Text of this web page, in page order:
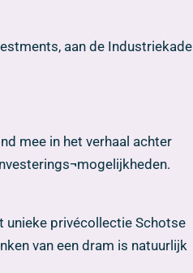
aan de Industriekade
mee in het verhaal achter
unieke privécollectie Schotse
van een dram is natuurlijk